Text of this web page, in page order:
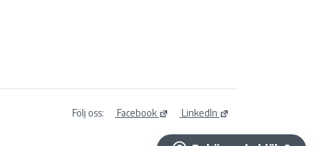
Följ oss: Facebook LinkedIn